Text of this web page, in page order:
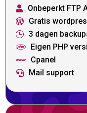
 Onbeperkt FTP
 Gratis
 3 dagen
 Eigen PHP
 Cpanel
 Mail support